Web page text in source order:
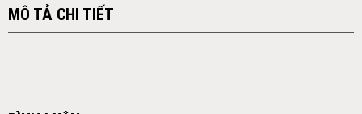
MÔ TẢ CHI TIẾT